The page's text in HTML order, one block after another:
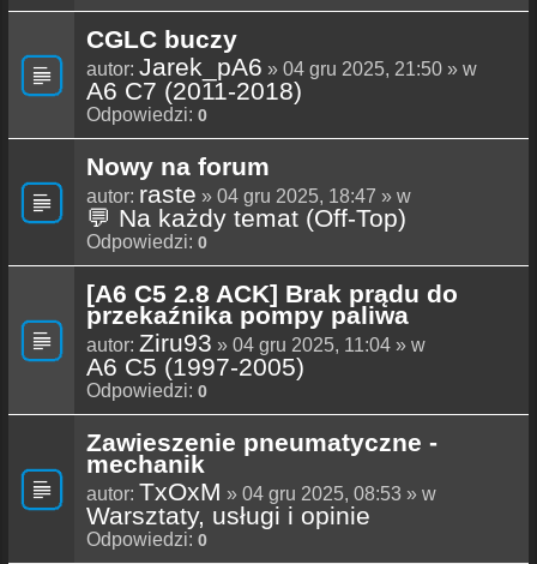
CGLC buczy
autor: Jarek_pA6 » 04 gru 2025, 21:50 » w
A6 C7 (2011-2018)
Odpowiedzi: 0
Nowy na forum
autor: raste » 04 gru 2025, 18:47 » w
💬 Na każdy temat (Off-Top)
Odpowiedzi: 0
[A6 C5 2.8 ACK] Brak prądu do
przekaźnika pompy paliwa
autor: Ziru93 » 04 gru 2025, 11:04 » w
A6 C5 (1997-2005)
Odpowiedzi: 0
Zawieszenie pneumatyczne -
mechanik
autor: TxOxM » 04 gru 2025, 08:53 » w
Warsztaty, usługi i opinie
Odpowiedzi: 0